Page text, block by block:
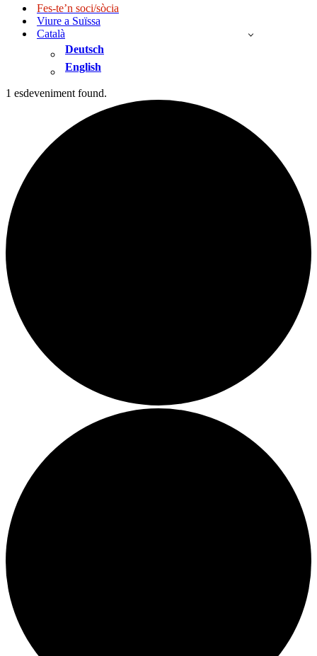
Fes-te’n soci/sòcia
Viure a Suïssa
Català
Deutsch
English
1 esdeveniment found.